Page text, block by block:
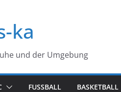
ka
und der Umgebung
FUSSBALL BASKETBALL